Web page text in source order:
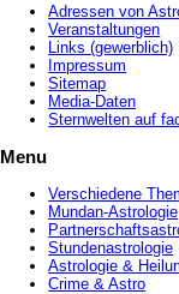
Adressen von
Veranstaltungen
Links (gewerblich)
Impressum
Sitemap
Media-Daten
Sternwelten auf
Menu
Verschiedene
Mundan-Astrologie
Stundenastrologie
Astrologie &
Crime & Astro